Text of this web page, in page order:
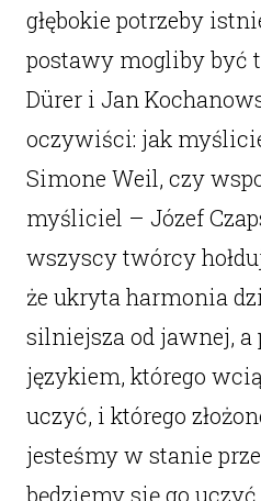
głębokie potrzeby
postawy mogliby być
Dürer i Jan
oczywiści: jak
Simone Weil, czy
myśliciel – Józef
wszyscy twórcy
że ukryta harmonia
silniejsza od jawnej,
językiem, którego
uczyć, i którego
jesteśmy w stanie
będziemy się go uczyć